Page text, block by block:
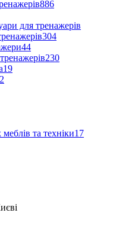
886
для тренажерів
304
44
230
19
та техніки17